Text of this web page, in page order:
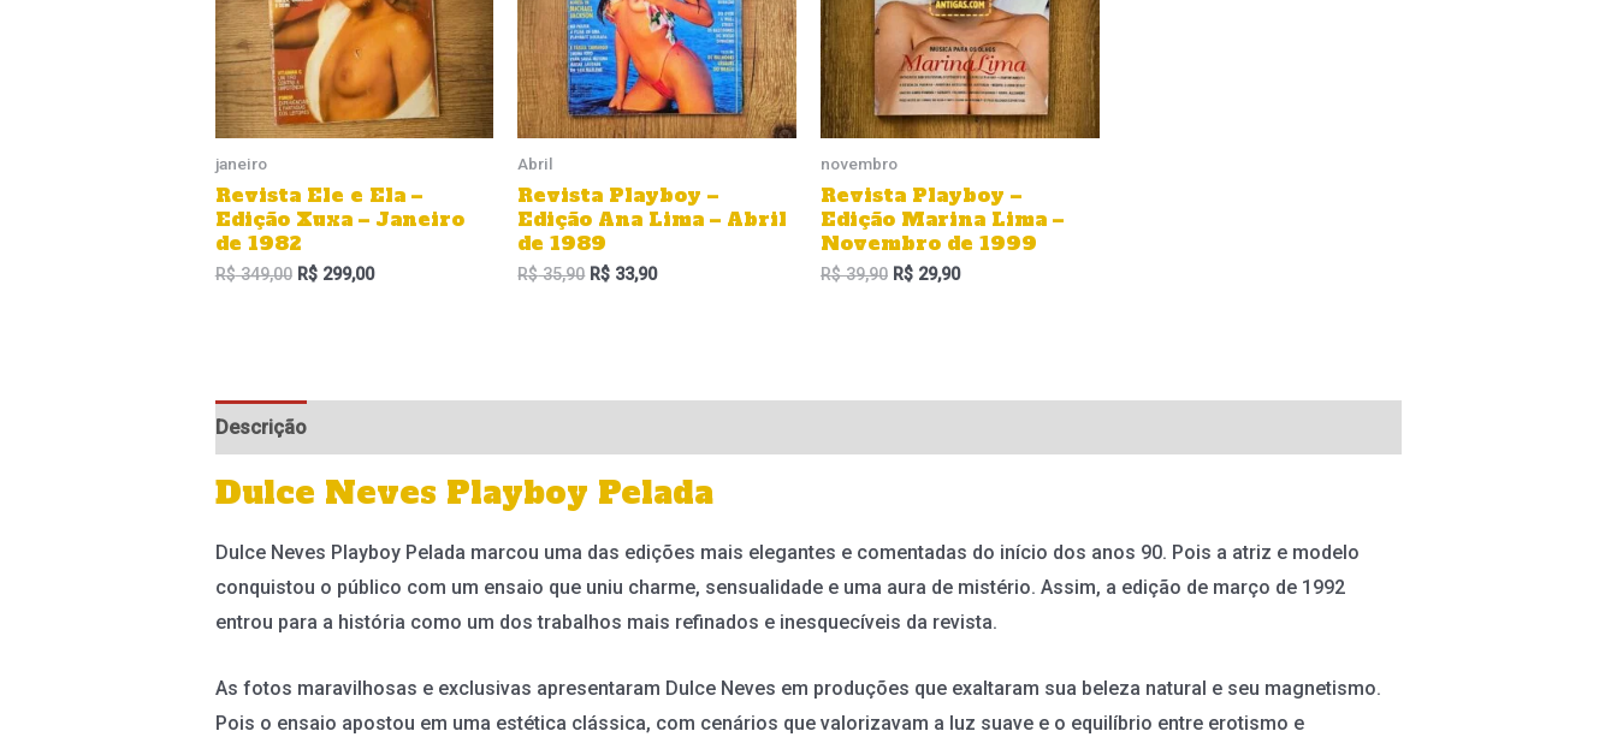
janeiro
Revista Ele e Ela –
Edição Xuxa – Janeiro
de 1982
R$349,00 R$299,00
Abril
Revista Playboy –
Edição Ana Lima – Abril
de 1989
R$35,90 R$ 33,90
novembro
Revista Playboy –
Edição Marina Lima –
Novembro de 1999
R$39,90 R$ 29,90
Descrição
Dulce Neves Playboy Pelada
Dulce Neves Playboy Pelada marcou uma das edições mais elegantes e comentadas do início dos anos 90. Pois a atriz e modelo
conquistou o público com um ensaio que uniu charme, sensualidade e uma aura de mistério. Assim, a edição de março de 1992
entrou para a história como um dos trabalhos mais refinados e inesquecíveis da revista.
As fotos maravilhosas e exclusivas apresentaram Dulce Neves em produções que exaltaram sua beleza natural e seu magnetismo.
Pois o ensaio apostou em uma estética clássica, com cenários que valorizavam a luz suave e o equilíbrio entre erotismo e